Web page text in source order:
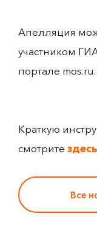
Апелляция
участником
портале mos.ru.
Краткую
смотрите здесь
Все